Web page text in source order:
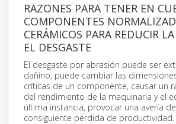
RAZONES PARA TENER EN
COMPONENTES
CERÁMICOS PARA REDUCIR
EL DESGASTE
El desgaste por abrasión puede ser
dañino, puede cambiar las
críticas de un componente, causar un
del rendimiento de la maquinaria y el
última instancia, provocar una avería
consiguiente pérdida de productividad.